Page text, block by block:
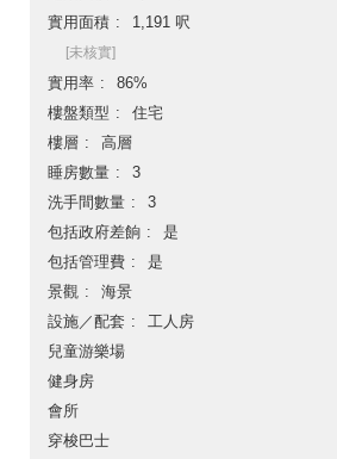
實用面積
1,191 呎
[未核實]
實用率
86%
樓盤類型
住宅
樓層
高層
睡房數量
3
洗手間數量
3
包括政府差餉
是
包括管理費
是
景觀
海景
設施／配套
工人房
兒童游樂場
健身房
會所
穿梭巴士